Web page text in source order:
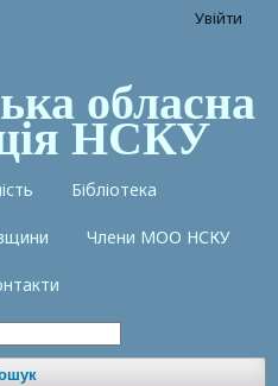
обласна
НСКУ
Бібліотека
Члени МОО НСКУ
Увійти